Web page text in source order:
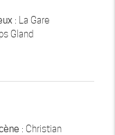
: La Gare
Gland
: Christian